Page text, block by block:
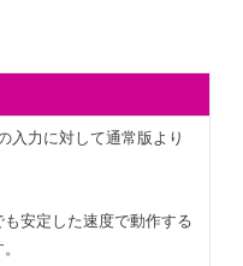
入力に対して通常版より
安定した速度で動作する